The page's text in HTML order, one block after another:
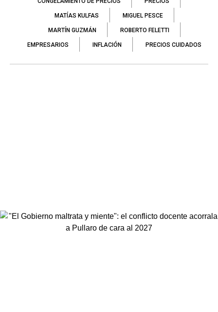
MATÍAS KULFAS MIGUEL PESCE
MARTÍN GUZMÁN ROBERTO FELETTI
EMPRESARIOS INFLACIÓN PRECIOS CUIDADOS